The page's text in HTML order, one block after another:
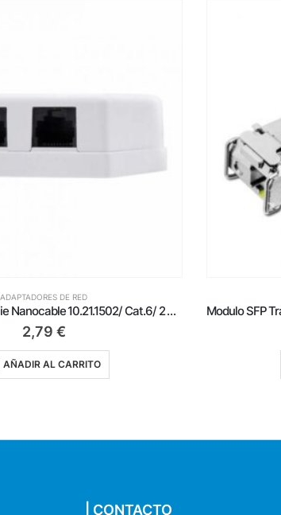
ADAPTADORES DE RED
Roseta de Superficie Nanocable 10.21.1502/ Cat.6/ 2 Tomas
2,79 €
AÑADIR AL CARRITO
| CONTACTO